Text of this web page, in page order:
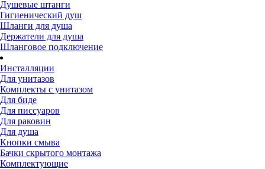
Душевые штанги
Гигиенический душ
Шланги для душа
Держатели для душа
Шланговое подключение
Инсталляции
Для унитазов
Комплекты с унитазом
Для биде
Для писсуаров
Для раковин
Для душа
Кнопки смыва
Бачки скрытого монтажа
Комплектующие